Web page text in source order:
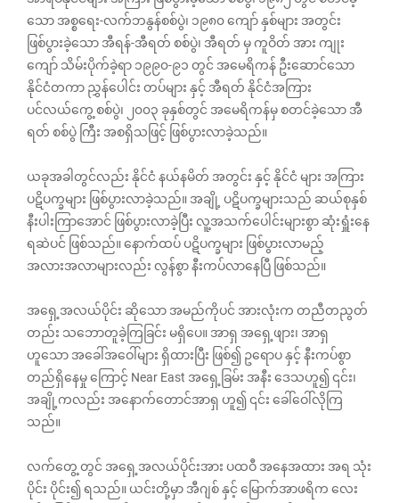
သော အစ္စရေး-လက်ဘနွန်စစ်ပွဲ၊ ၁၉၈၀ ကျော် နှစ်များ အတွင်း
ဖြစ်ပွားခဲ့သော အီရန်-အီရတ် စစ်ပွဲ၊ အီရတ် မှ ကူဝိတ် အား ကျုး‌
ကျော် သိမ်းပိုက်ခဲ့ရာ ၁၉၉၀-၉၁ တွင် အမေရိကန် ဦးဆောင်သော
နိုင်ငံတကာ ညွှန်ပေါင်း တပ်များ နှင့် အီရတ် နိုင်ငံအကြား
ပင်လယ်ကွေ့ စစ်ပွဲ၊ ၂၀၀၃ ခုနှစ်တွင် အမေရိကန်မှ စတင်ခဲ့သော အီ
ရတ် စစ်ပွဲ ကြီး အစရှိသဖြင့် ဖြစ်ပွားလာခဲ့သည်။
ယခုအခါတွင်လည်း နိုင်ငံ နယ်နမိတ် အတွင်း နှင့် နိုင်ငံ များ အကြား
ပဋိပက္ခများ ဖြစ်ပွားလာခဲ့သည်။ အချို့ ပဋိပက္ခများသည် ဆယ်စုနှစ်
နီးပါးကြာအောင် ဖြစ်ပွားလာခဲ့ပြီး လူ့အသက်ပေါင်းများစွာ ဆုံးရှူံးနေ
ရဆဲပင် ဖြစ်သည်။ နောက်ထပ် ပဋိပက္ခများ ဖြစ်ပွားလာမည့်
အလားအလာများလည်း လွန်စွာ နီးကပ်လာနေပြီ ဖြစ်သည်။
အရှေ့အလယ်ပိုင်း ဆိုသော အမည်ကိုပင် အားလုံးက တညီတညွတ်
တည်း သဘောတူခဲ့ကြခြင်း မရှိပေ။ အာရှ အရှေ့ဖျား၊ အာရှ
ဟူသော အခေါ်အဝေါ်များ ရှိထားပြီး ဖြစ်၍ ဥရောပ နှင့် နီးကပ်စွာ
တည်ရှိနေမှု ကြောင့် Near East အရှေ့ခြမ်း အနီး ဒေသဟူ၍ ၎င်း၊
အချို့ကလည်း အနောက်တောင်အာရှ ဟူ၍ ၎င်း ခေါ်ဝေါ်လိုကြ
သည်။
လက်တွေ့ တွင် အရှေ့အလယ်ပိုင်းအား ပထဝီ အနေအထား အရ သုံး
ပိုင်း ပိုင်း၍ ရသည်။ ယင်းတို့မှာ အီဂျစ် နှင့် မြောက်အာဖရိက လေး